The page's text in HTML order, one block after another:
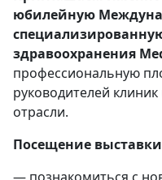
юбилейную
здравоохранения
профессиональную
руководителей
отрасли.
Посещение